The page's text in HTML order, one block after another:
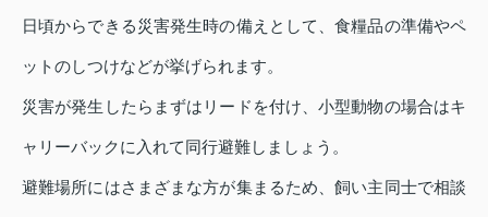
日頃からできる災害発生時の備えとして、食糧品の準備やペ
ットのしつけなどが挙げられます。
災害が発生したらまずはリードを付け、小型動物の場合はキ
ャリーバックに入れて同行避難しましょう。
避難場所にはさまざまな方が集まるため、飼い主同士で相談